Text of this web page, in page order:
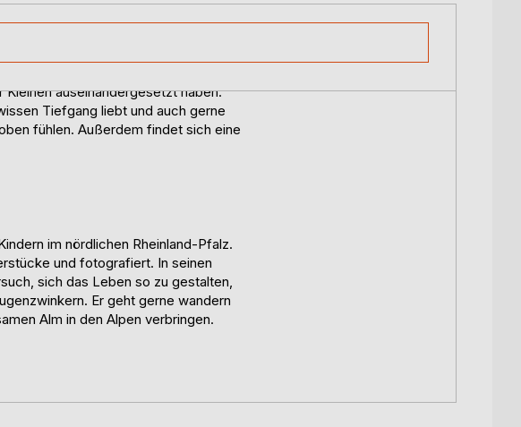
- nachdenklich,
zusammen mit
Team zu formen?
neue Ideen in festgefahrenen
weg vom Tanzen und hin zum
auseinandergesetzt haben.
Tiefgang liebt und auch gerne
fühlen. Außerdem findet sich eine
im nördlichen Rheinland-Pfalz.
und fotografiert. In seinen
sich das Leben so zu gestalten,
Er geht gerne wandern
Alm in den Alpen verbringen.